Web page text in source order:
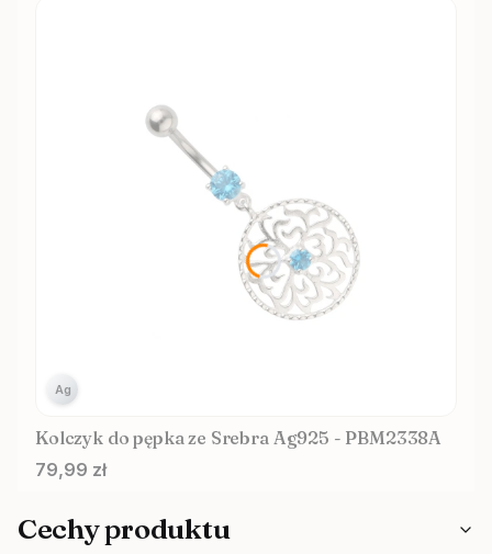
Ag
Kolczyk do pępka ze Srebra Ag925 - PBM2338A
Cena
79,99 zł
Cechy produktu